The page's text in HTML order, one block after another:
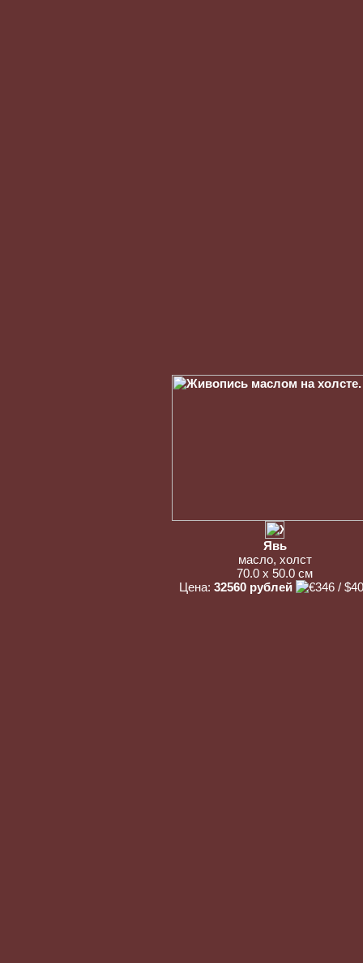
Явь
масло, холст
70.0 x 50.0 см
Цена: 32560 рублей